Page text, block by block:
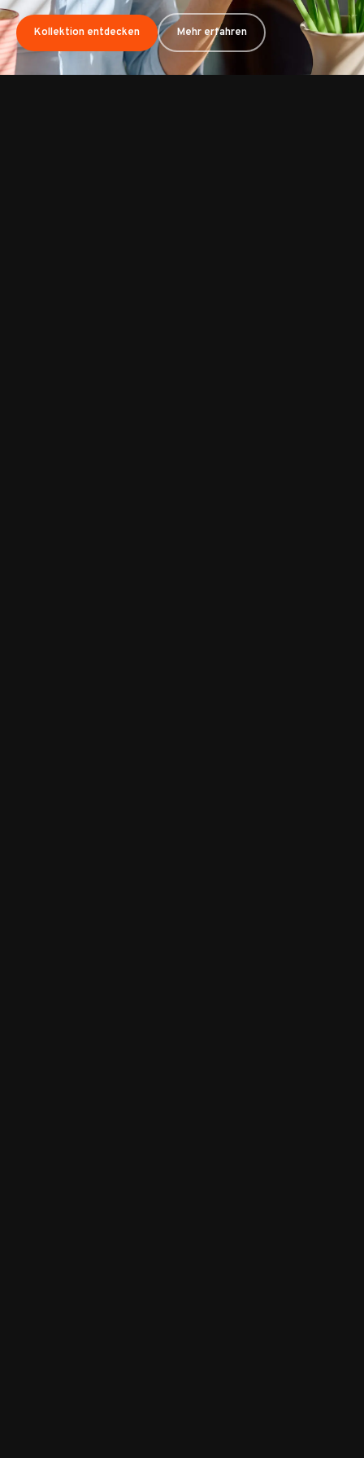
Entdecken Mehr erfahren
Kollektion entdecken Mehr erfahren